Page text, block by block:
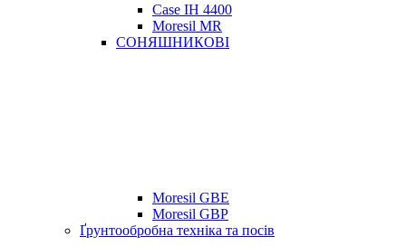
Case IH 4400
Moresil MR
СОНЯШНИКОВІ
Moresil GBE
Moresil GBP
Ґрунтообробна техніка та посів